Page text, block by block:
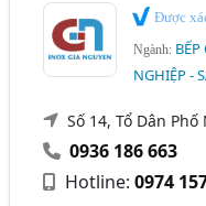
Được
Ngành:
NGHIỆP -
Số 14, Tổ Dân
0936 186 663
Hotline:0974